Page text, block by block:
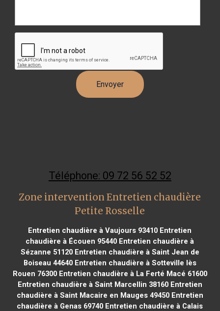
Téléphone: 09 72 56 52 52
Zone intervention Entretien chaudière
Petite Rosselle
Entretien chaudière à Vaujours 93410 Entretien
chaudière à Écouen 95440 Entretien chaudière à
Sézanne 51120Entretien chaudière à Saint Jean de
Boiseau 44640Entretien chaudière à Sotteville lès
Rouen 76300Entretien chaudière à La Ferté Macé 61600
Entretien chaudière à Saint Marcellin 38160Entretien
chaudière à Saint Macaire en Mauges 49450Entretien
chaudière à Genas 69740 Entretien chaudière à Calais